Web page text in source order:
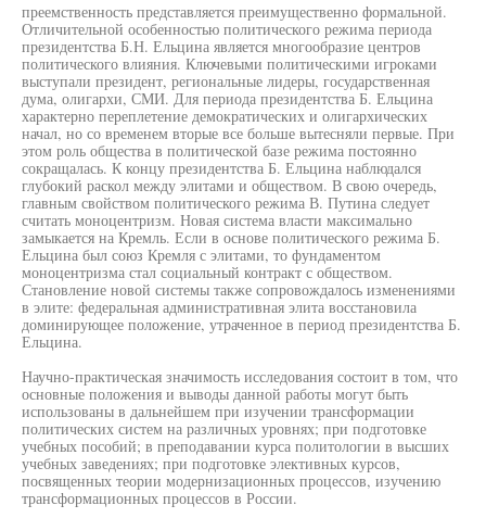
преемственность представляется преимущественно формальной.
Отличительной особенностью политического режима периода
президентства Б.Н. Ельцина является многообразие центров
политического влияния. Ключевыми политическими игроками
выступали президент, региональные лидеры, государственная
дума, олигархи, СМИ. Для периода президентства Б. Ельцина
характерно переплетение демократических и олигархических
начал, но со временем вторые все больше вытесняли первые. При
этом роль общества в политической базе режима постоянно
сокращалась. К концу президентства Б. Ельцина наблюдался
глубокий раскол между элитами и обществом. В свою очередь,
главным свойством политического режима В. Путина следует
считать моноцентризм. Новая система власти максимально
замыкается на Кремль. Если в основе политического режима Б.
Ельцина был союз Кремля с элитами, то фундаментом
моноцентризма стал социальный контракт с обществом.
Становление новой системы также сопровождалось изменениями
в элите: федеральная административная элита восстановила
доминирующее положение, утраченное в период президентства Б.
Ельцина.
Научно-практическая значимость исследования состоит в том, что
основные положения и выводы данной работы могут быть
использованы в дальнейшем при изучении трансформации
политических систем на различных уровнях; при подготовке
учебных пособий; в преподавании курса политологии в высших
учебных заведениях; при подготовке элективных курсов,
посвященных теории модернизационных процессов, изучению
трансформационных процессов в России.